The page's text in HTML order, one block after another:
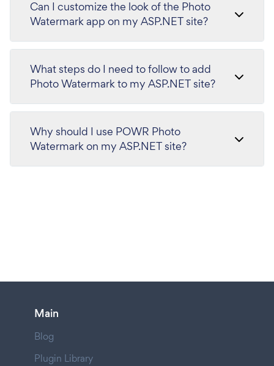
Can I customize the look of the Photo
Watermark app on my ASP.NET site?
What steps do I need to follow to add
Photo Watermark to my ASP.NET site?
Why should I use POWR Photo
Watermark on my ASP.NET site?
Main
Blog
Plugin Library